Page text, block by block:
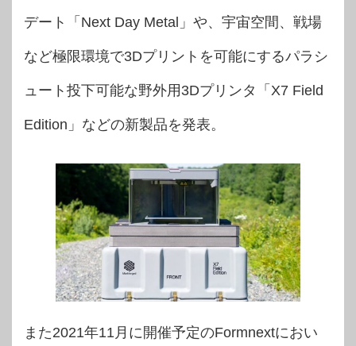
デート「Next Day Metal」や、宇宙空間、戦場
など極限環境で3Dプリントを可能にするパラシ
ュート投下可能な野外用3Dプリンタ「X7 Field
Edition」などの新製品を発表。
また2021年11月に開催予定のFormnextにおい